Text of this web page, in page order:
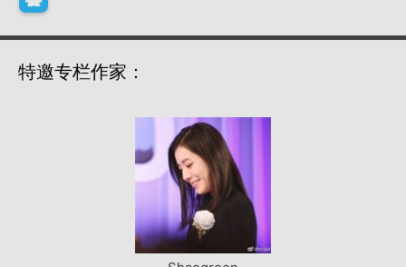
特邀专栏作家：